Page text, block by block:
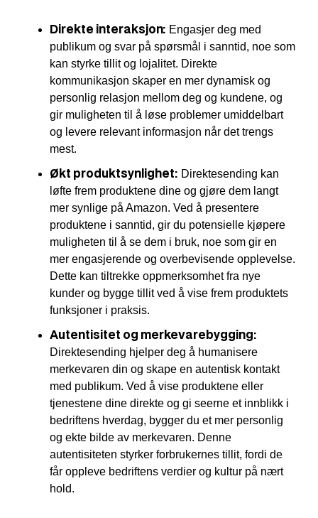
Direkte interaksjon: Engasjer deg med
publikum og svar på spørsmål i sanntid, noe som
kan styrke tillit og lojalitet. Direkte
kommunikasjon skaper en mer dynamisk og
personlig relasjon mellom deg og kundene, og
gir muligheten til å løse problemer umiddelbart
og levere relevant informasjon når det trengs
mest.
Økt produktsynlighet: Direktesending kan
løfte frem produktene dine og gjøre dem langt
mer synlige på Amazon. Ved å presentere
produktene i sanntid, gir du potensielle kjøpere
muligheten til å se dem i bruk, noe som gir en
mer engasjerende og overbevisende opplevelse.
Dette kan tiltrekke oppmerksomhet fra nye
kunder og bygge tillit ved å vise frem produktets
funksjoner i praksis.
Autentisitet og merkevarebygging:
Direktesending hjelper deg å humanisere
merkevaren din og skape en autentisk kontakt
med publikum. Ved å vise produktene eller
tjenestene dine direkte og gi seerne et innblikk i
bedriftens hverdag, bygger du et mer personlig
og ekte bilde av merkevaren. Denne
autentisiteten styrker forbrukernes tillit, fordi de
får oppleve bedriftens verdier og kultur på nært
hold.